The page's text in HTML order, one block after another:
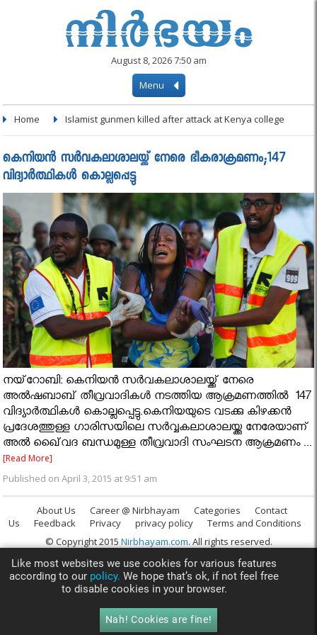
August 8, 2026 7:50 am
Menu
Home Islamist gunmen killed after attack at Kenya college
കെനിയന്‍ സര്‍വകലാശാലയ്ക്ക് നേരെ ഭീകരാക്രമണം;147
വിദ്യാര്‍ത്ഥികള്‍ കൊല്ലപ്പെട്ടു
നയ്‌റോബി: കെനിയന്‍ സര്‍വകലാശാലയ്ക്ക് നേരെ
അല്‍ഷബാബ് തീവ്രവാദികള്‍ നടത്തിയ ആക്രമണത്തില്‍ 147
വിദ്യാര്‍ത്ഥികള്‍ കൊല്ലപ്പെട്ടു.കെനിയയുടെ വടക്കു കിഴക്കന്‍
പ്രദേശത്തുള്ള ഗാരിസയിലെ സര്‍വ്വകലാശാലയ്ക്കു നേരേയാണ്
അല്‍ ഖൈ്വദ ബന്ധമുള്ള തീവ്രവാദി സംഘടന ആക്രമണം ...
[Read More]
Published on April 3, 2015 at 9:51 am
About Us Career @ Nirbhayam Categories
Contact
Us
Feedback Privacy privacy policy
Terms and Conditions
© Copyright 2015 Nirbhayam.com. All rights reserved.
Like most websites we use cookies for various features
according to our policy. We hope that’s ok, if not feel free
to disable cookies in your browser.
Nah! Cookies are fine!